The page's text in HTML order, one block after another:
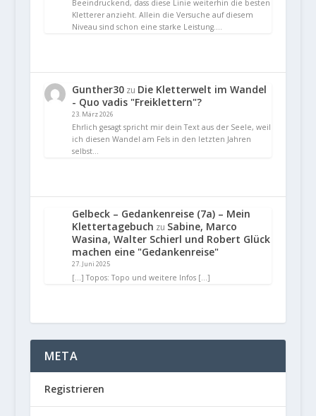
Beeindruckend, dass diese Linie weiterhin die besten
Kletterer anzieht. Allein die Versuche auf diesem
Niveau sind schon eine starke Leistung.…
Gunther30zu Die Kletterwelt im Wandel
- Quo vadis "Freiklettern"?
23. März 2026
Ehrlich gesagt spricht mir dein Text aus der Seele, weil
ich diesen Wandel am Fels in den letzten Jahren
selbst…
Gelbeck – Gedankenreise (7a) – Mein
Klettertagebuch zu Sabine, Marco
Wasina, Walter Schierl und Robert Glück
machen eine "Gedankenreise"
27. Juni 2025
[…] Topos: Topo und weitere Infos […]
META
Registrieren